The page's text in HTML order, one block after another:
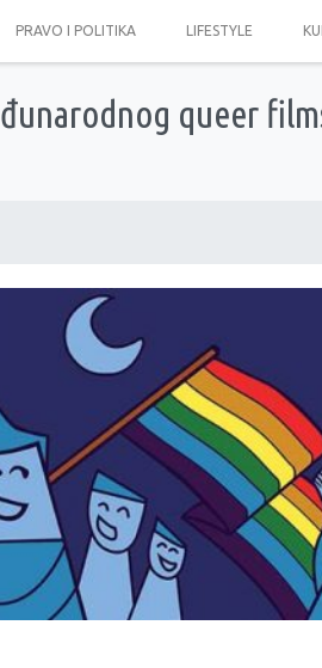
PRAVO I POLITIKA LIFESTYLE
queer